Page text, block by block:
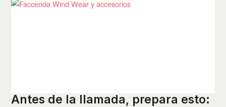
Antes de la llamada, prepara esto: